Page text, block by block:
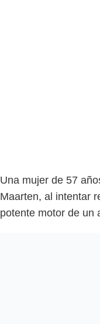
Una mujer de 57
Maarten, al intentar
potente motor de un